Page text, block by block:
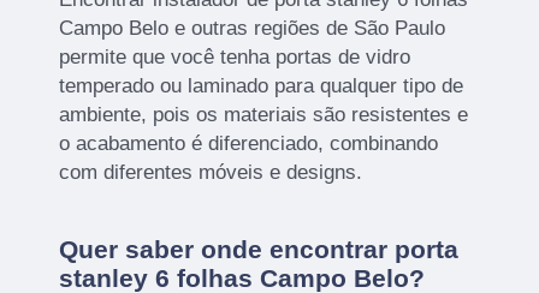
Campo Belo e outras regiões de São Paulo
permite que você tenha portas de vidro
temperado ou laminado para qualquer tipo de
ambiente, pois os materiais são resistentes e
o acabamento é diferenciado, combinando
com diferentes móveis e designs.
Quer saber onde encontrar porta
stanley 6 folhas Campo Belo?